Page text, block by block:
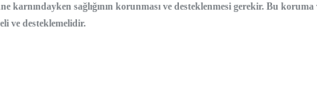
karnındayken sağlığının korunması ve desteklenmesi gerekir. Bu
ve desteklemelidir.